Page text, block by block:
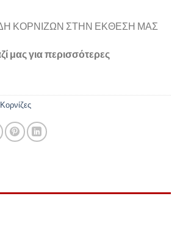
ΚΟΡΝΙΖΩΝ ΣΤΗΝ ΕΚΘΕΣΗ ΜΑΣ
μας για περισσότερες
Κορνίζες